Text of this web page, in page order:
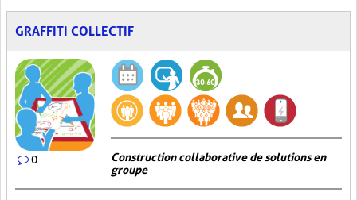
GRAFFITI COLLECTIF
0
Construction collaborative de solutions en
groupe